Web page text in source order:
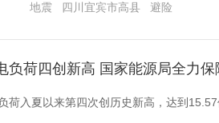
地震 四川宜宾市高县 避险
负荷四创新高 国家能源局全力
荷入夏以来第四次创历史新高，达到